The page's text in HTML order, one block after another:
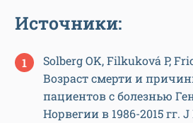
Источники:
Solberg OK, Filkuková P,
Возраст смерти и
пациентов с болезнью
Норвегии в 1986-2015 гг.